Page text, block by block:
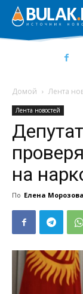
Домой Лента
Лента новостей
на
По Елена Морозова